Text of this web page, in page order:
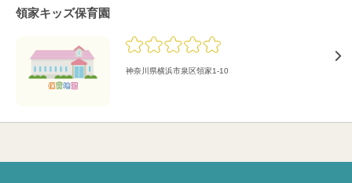
領家キッズ保育園
神奈川県横浜市泉区領家1-10